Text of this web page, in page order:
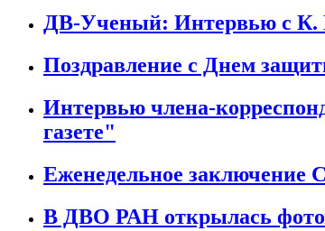
ДВ-Ученый: Интервью с
Поздравление с Днем
Интервью члена-
газете"
Еженедельное заключение
В ДВО РАН открылась